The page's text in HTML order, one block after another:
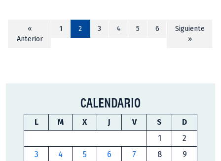
«
Anterior
1 2 3 4 5 6
Siguiente
»
CALENDARIO
L M X J V S
D
1
2
3
4 5 6 7 8
9